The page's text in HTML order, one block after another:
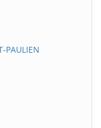
PAULIEN